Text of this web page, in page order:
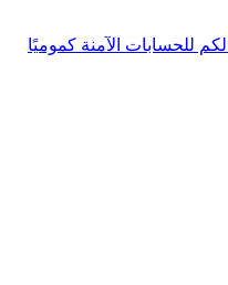
للحسابات الآمنة كموميًا